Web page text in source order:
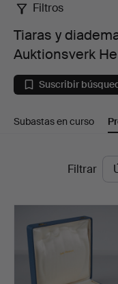
Tiaras
diademas
en
Helsinki
Filtros
Tiaras y
Auktionsverk
Suscribir
Subastas en curso
remate
Filtrar